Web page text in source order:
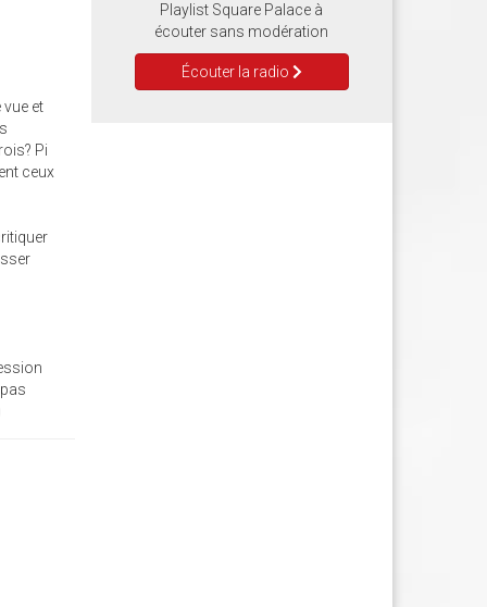
et
Pi
ceux
Playlist Square Palace à
écouter sans modération
Écouter la radio